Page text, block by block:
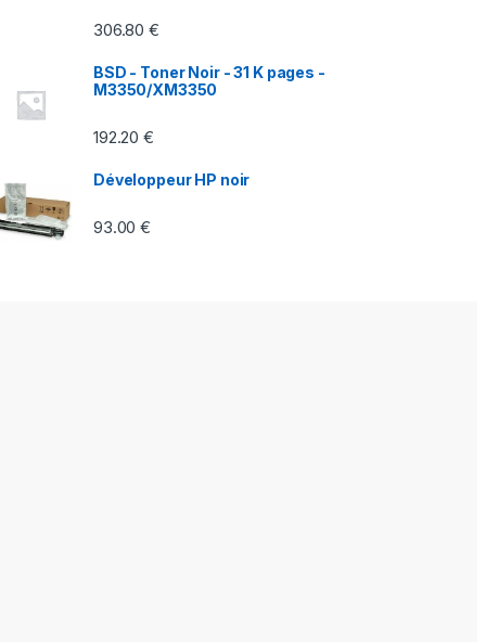
306.80€
BSD - Toner Noir - 31 K pages -
M3350/XM3350
192.20€
Développeur HP noir
93.00€